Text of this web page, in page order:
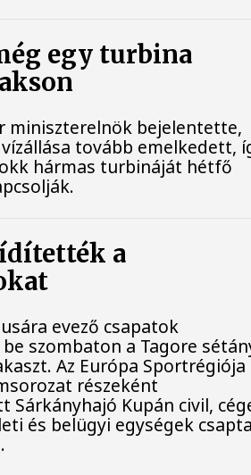
egy turbina
miniszterelnök bejelentette,
tovább emelkedett,
hármas turbináját hétfő
a
evező csapatok
szombaton a Tagore
Az Európa Sportrégiója
részeként
Sárkányhajó Kupán civil,
és belügyi egységek